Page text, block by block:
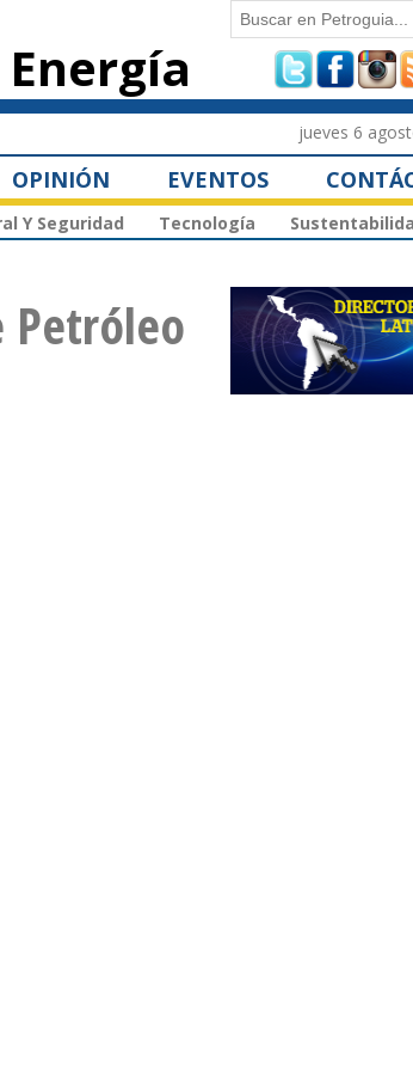
Formulario
búsqueda
Buscar
jueves 6
OPINIÓN EVENTOS
Y Seguridad Tecnología
Petróleo